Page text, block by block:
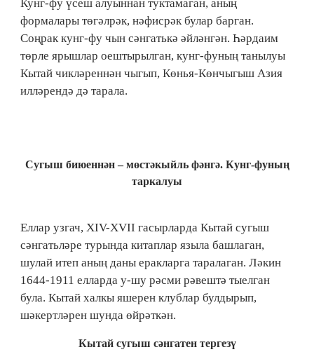
Кунг-фу үсеш алуыннан туктамаган, аның
формалары төгәлрәк, нәфисрәк булар барган.
Соңрак кунг-фу чын сәнгатькә әйләнгән. Һәрдаим
төрле ярышлар оештырылган, кунг-фуның танылуы
Кытай чикләреннән чыгып, Көнья-Көнчыгыш Азия
илләрендә дә тарала.
Сугыш биюеннән – мөстәкыйль фәнгә. Кунг-фуның
таркалуы
Еллар узгач, XIV-XVII гасырларда Кытай сугыш
сәнгатьләре турында китаплар языла башлаган,
шулай итеп аның даны еракларга таралаган. Ләкин
1644-1911 елларда у-шу рәсми рәвештә тыелган
була. Кытай халкы яшерен клублар булдырып,
шәкертләрен шунда өйрәткән.
Кытай сугыш сәнгатен тергезү